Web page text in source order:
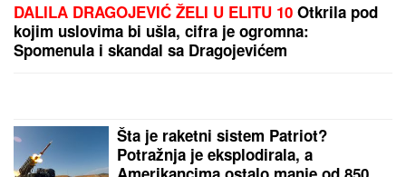
DALILA DRAGOJEVIĆ ŽELI U ELITU 10 Otkrila pod
kojim uslovima bi ušla, cifra je ogromna:
Spomenula i skandal sa Dragojevićem
Šta je raketni sistem Patriot?
Potražnja je eksplodirala, a